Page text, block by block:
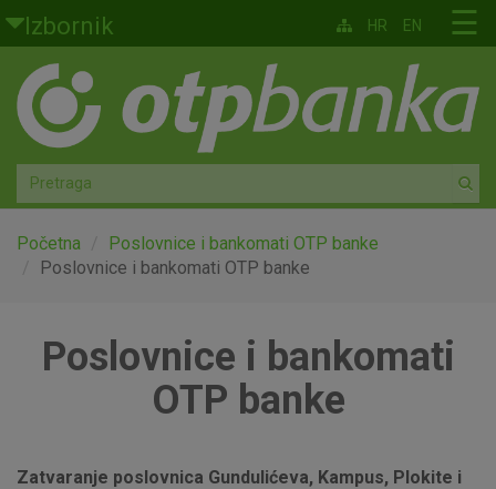
Skoči na glavni sadržaj
Izbornik
Građani
Privatno bankarstvo
Agro
Mala poduzeća i obrtnici
Globalna tržišta
☰
HR EN
Početna
Poslovnice i bankomati OTP banke
Poslovnice i bankomati OTP banke
Poslovnice i bankomati
OTP banke
Zatvaranje poslovnica Gundulićeva, Kampus, Plokite i